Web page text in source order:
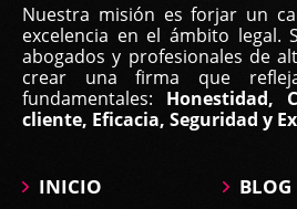
Nuestra misión es forjar un
excelencia en el ámbito legal.
abogados y profesionales de
crear una firma que
fundamentales: Honestidad,
cliente, Eficacia, Seguridad y
INICIO
BLOG